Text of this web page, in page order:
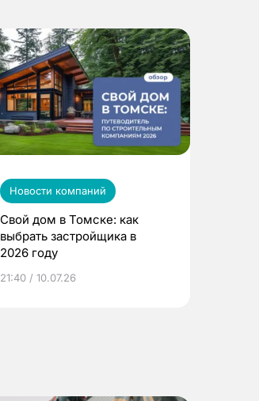
Новости компаний
Свой дом в Томске: как
выбрать застройщика в
2026 году
21:40 / 10.07.26